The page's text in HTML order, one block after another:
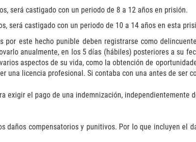
será castigado con un periodo de 8 a 12 años en prisión.
será castigado con un periodo de 10 a 14 años en esta
por este hecho punible deben registrarse como
anualmente, en los 5 días (hábiles) posteriores a su
aspectos de su vida, como la obtención de
licencia profesional. Si contaba con una antes de ser
el pago de una indemnización, independientemente
daños compensatorios y punitivos. Por lo que incluyen el